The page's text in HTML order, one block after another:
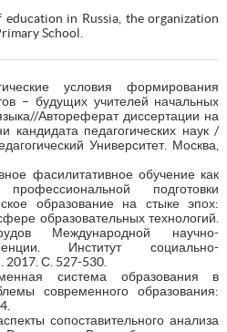
in Russia, the organization
School.
условия формирования
– будущих учителей начальных
Автореферат диссертации на
кандидата педагогических наук /
Университет. Москва,
фасилитативное обучение как
подготовки
образование на стыке эпох:
образовательных технологий.
Международной научно-
Институт социально-
2017. С. 527-530.
система образования в
современного образования:
сопоставительного анализа